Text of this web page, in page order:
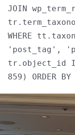
회원 가입
JOIN
WHERE
'post_tag',
tr.object_id
859) ORDER